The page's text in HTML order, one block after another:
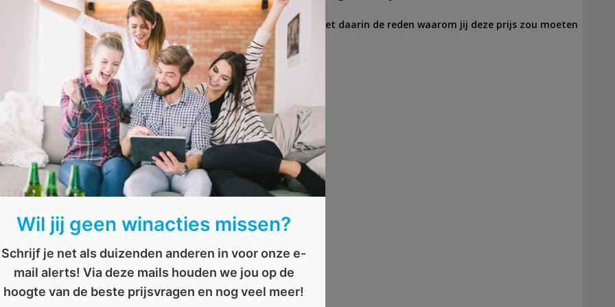
Kans maken op deze mooie prijs? Stuur daneen e-mail
met daarin de reden waarom jij deze prijs zou moeten
winnen. Veel succes!
,lekker in je vel,relax,rust,spa,verzorgingsproducten
Wil jij geen winacties missen?
Schrijf je net als duizenden anderen in voor onze e-
mail alerts! Via deze mails houden we jou op de
hoogte van de beste prijsvragen en nog veel meer!